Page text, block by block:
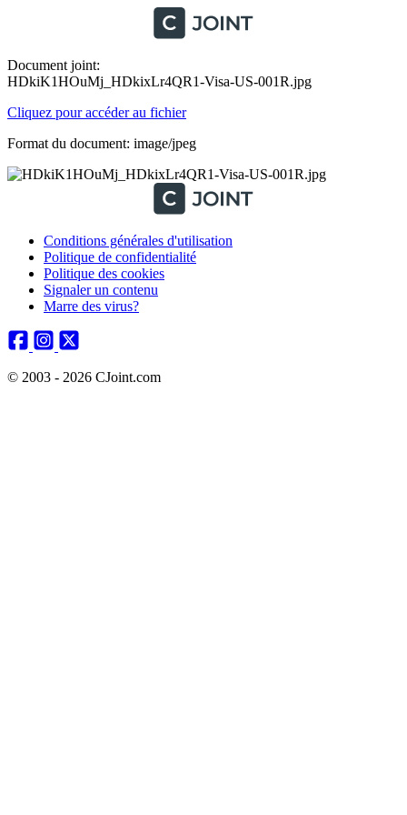
Document joint:
HDkiK1HOuMj_HDkixLr4QR1-Visa-US-001R.jpg
Cliquez pour accéder au fichier
Format du document: image/jpeg
Conditions générales d'utilisation
Politique de confidentialité
Politique des cookies
Signaler un contenu
Marre des virus?
© 2003 - 2026 CJoint.com